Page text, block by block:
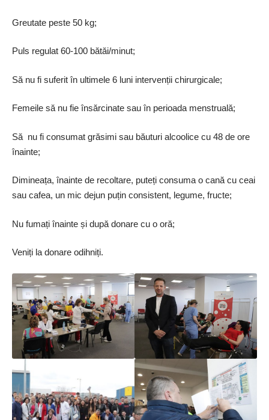
Greutate peste 50 kg;
Puls regulat 60-100 bătăi/minut;
Să nu fi suferit în ultimele 6 luni intervenții chirurgicale;
Femeile să nu fie însărcinate sau în perioada menstruală;
Să nu fi consumat grăsimi sau băuturi alcoolice cu 48 de ore
înainte;
Dimineața, înainte de recoltare, puteți consuma o cană cu ceai
sau cafea, un mic dejun puțin consistent, legume, fructe;
Nu fumați înainte și după donare cu o oră;
Veniți la donare odihniți.